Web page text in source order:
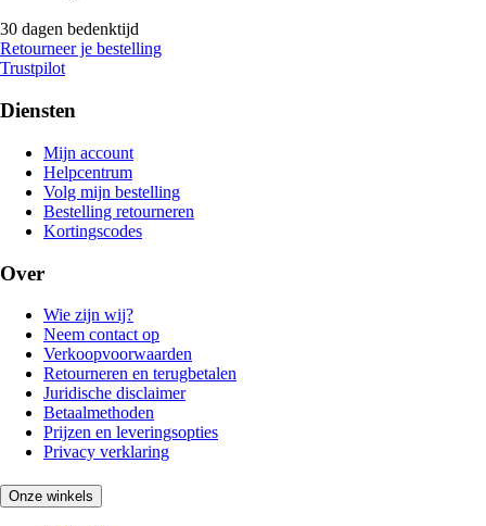
30 dagen bedenktijd
Retourneer je bestelling
Trustpilot
Diensten
Mijn account
Helpcentrum
Volg mijn bestelling
Bestelling retourneren
Kortingscodes
Over
Wie zijn wij?
Neem contact op
Verkoopvoorwaarden
Retourneren en terugbetalen
Juridische disclaimer
Betaalmethoden
Prijzen en leveringsopties
Privacy verklaring
Onze winkels